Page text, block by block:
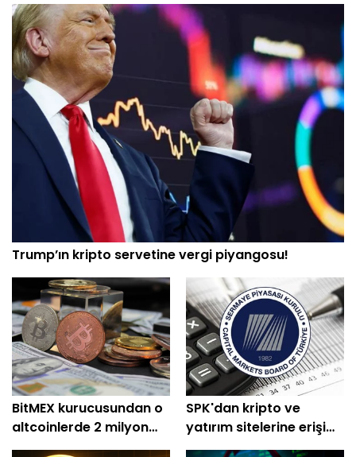
Trump’ın kripto servetine vergi piyangosu!
BitMEX kurucusundan o
altcoinlerde 2 milyon
dolarlık alım
SPK'dan kripto ve
yatırım sitelerine erişim
engeli